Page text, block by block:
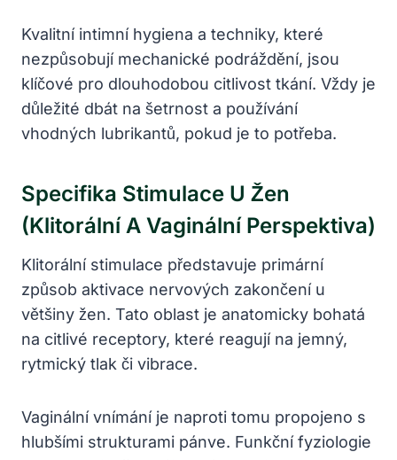
Kvalitní intimní hygiena a techniky, které
nezpůsobují mechanické podráždění, jsou
klíčové pro dlouhodobou citlivost tkání. Vždy je
důležité dbát na šetrnost a používání
vhodných lubrikantů, pokud je to potřeba.
Specifika Stimulace U Žen
(klitorální A Vaginální Perspektiva)
Klitorální stimulace představuje primární
způsob aktivace nervových zakončení u
většiny žen. Tato oblast je anatomicky bohatá
na citlivé receptory, které reagují na jemný,
rytmický tlak či vibrace.
Vaginální vnímání je naproti tomu propojeno s
hlubšími strukturami pánve. Funkční fyziologie